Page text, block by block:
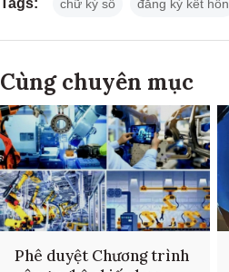
Tags: chữ ký số đăng ký kết hôn
Cùng chuyên mục
Phê duyệt Chương trình